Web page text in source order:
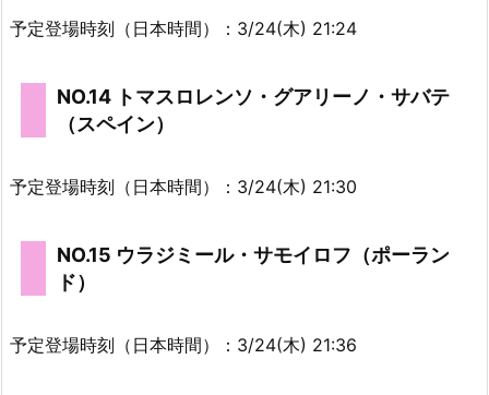
予定登場時刻（日本時間）：3/24(木) 21:24
NO.14 トマスロレンソ・グアリーノ・サバテ
（スペイン）
予定登場時刻（日本時間）：3/24(木) 21:30
NO.15 ウラジミール・サモイロフ（ポーラン
ド）
予定登場時刻（日本時間）：3/24(木) 21:36